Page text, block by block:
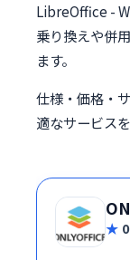
LibreOffice -
乗り換えや併
ます。
仕様・価格・
適なサービス